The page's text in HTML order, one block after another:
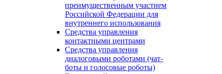
преимущественным участием
Российской Федерации для
внутреннего использования
Средства управления
контактными центрами
Средства управления
диалоговыми роботами (чат-
боты и голосовые роботы)